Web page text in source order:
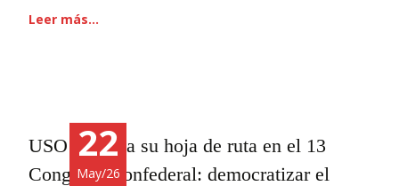
Leer más…
22
May/26
USO aprueba su hoja de ruta en el 13
Congreso Confederal: democratizar el